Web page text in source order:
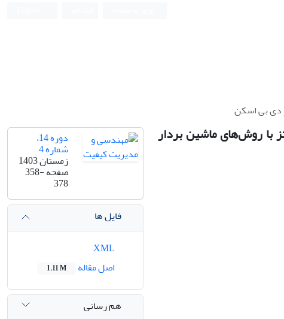
دی بی اسکن
با روش‌های ماشین بردار دوره 14،
شماره 4
زمستان 1403
صفحه358-
378
فایل ها
اصل مقاله
1.11 M
هم رسانی